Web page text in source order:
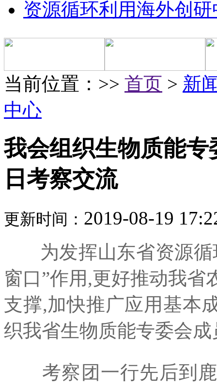
资源循环利用海外创研
当前位置：>> 首页 > 新
中心
我会组织生物质能
日考察交流
更新时间： 2019-08-19
为发挥山东省资源
窗口”作用,更好推动我
支撑,加快推广应用基本
织我省生物质能专委会
考察团一行先后到鹿